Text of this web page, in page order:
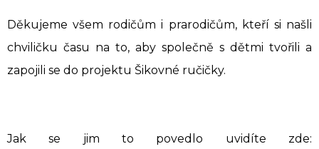
Děkujeme všem rodičům i prarodičům, kteří si našli
chviličku času na to, aby společně s dětmi tvořili a
zapojili se do projektu Šikovné ručičky.
Jak se jim to povedlo uvidíte zde: